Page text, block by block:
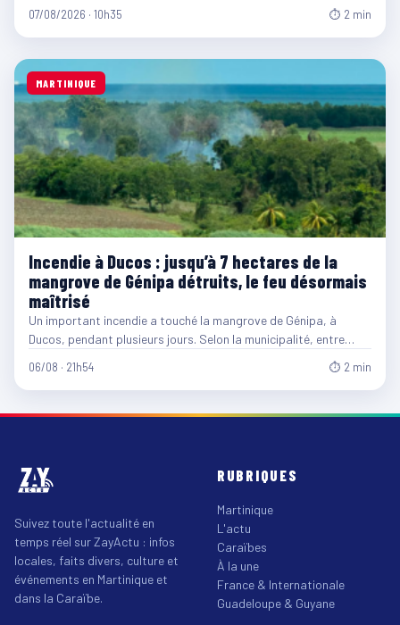
07/08/2026 · 10h35 ⏱ 2 min
MARTINIQUE
Incendie à Ducos : jusqu’à 7 hectares de la
mangrove de Génipa détruits, le feu désormais
maîtrisé
Un important incendie a touché la mangrove de Génipa, à
Ducos, pendant plusieurs jours. Selon la municipalité, entre…
06/08 · 21h54 ⏱ 2 min
Suivez toute l'actualité en
temps réel sur ZayActu : infos
locales, faits divers, culture et
événements en Martinique et
dans la Caraïbe.
RUBRIQUES
Martinique
L'actu
Caraïbes
À la une
France & Internationale
Guadeloupe & Guyane